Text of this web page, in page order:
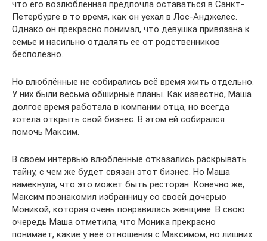
что его возлюбленная предпочла оставаться в Санкт-
Петербурге в то время, как он уехал в Лос-Анджелес.
Однако он прекрасно понимал, что девушка привязана к
семье и насильно отдалять ее от родственников
бесполезно.
Но влюблённые не собирались всё время жить отдельно.
У них были весьма обширные планы. Как известно, Маша
долгое время работала в компании отца, но всегда
хотела открыть свой бизнес. В этом ей собирался
помочь Максим.
В своём интервью влюбленные отказались раскрывать
тайну, с чем же будет связан этот бизнес. Но Маша
намекнула, что это может быть ресторан. Конечно же,
Максим познакомил избранницу со своей дочерью
Моникой, которая очень понравилась женщине. В свою
очередь Маша отметила, что Моника прекрасно
понимает, какие у неё отношения с Максимом, но лишних